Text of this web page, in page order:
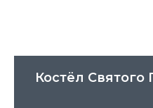
Костёл Святого